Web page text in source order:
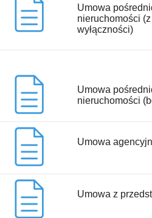
Umowa
nieruchomości
wyłączności)
Umowa
nieruchomości
Umowa
Umowa z